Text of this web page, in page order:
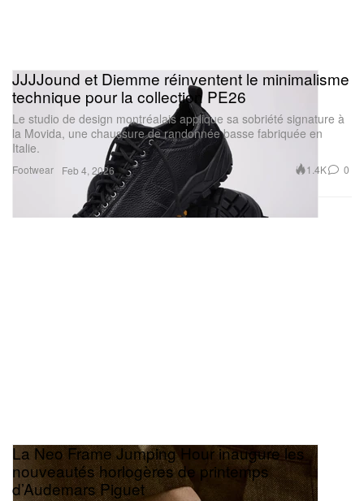
Footwear
JJJJound et Diemme réinventent le minimalisme
technique pour la collection PE26
Le studio de design montréalais applique sa sobriété signature à
la Movida, une chaussure de randonnée basse fabriquée en
Italie.
Feb 4, 2026 1.4K 0
La Neo Frame Jumping Hour inaugure les
nouveautés horlogères de printemps
d’Audemars Piguet